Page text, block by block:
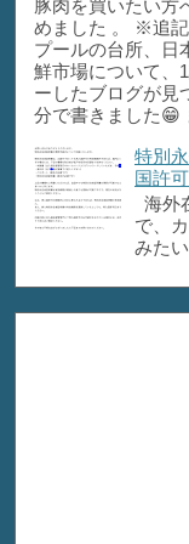
豚肉を買いたい方
めました 。 ※追
プールの台所、日
鮮市場について、
ーしたブログが見
分で書きました😁
特別
国許
海外
で、
みた